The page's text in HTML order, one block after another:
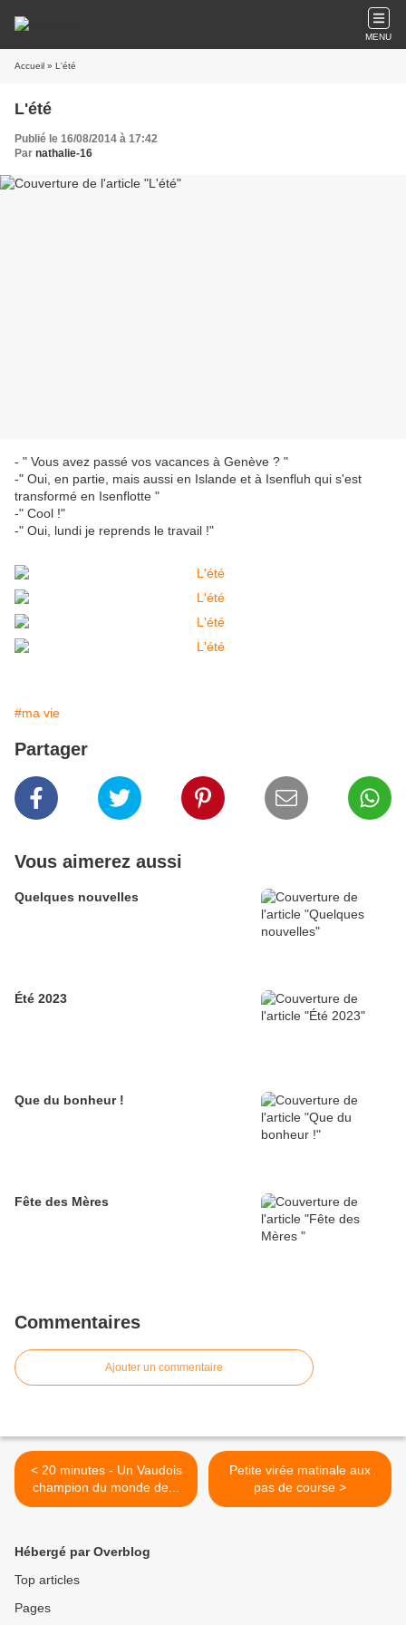
MENU
Accueil » L'été
L'été
Publié le 16/08/2014 à 17:42
Par nathalie-16
- " Vous avez passé vos vacances à Genève ? "
-" Oui, en partie, mais aussi en Islande et à Isenfluh qui s'est
transformé en Isenflotte "
-" Cool !"
-" Oui, lundi je reprends le travail !"
#ma vie
Partager
Vous aimerez aussi
Quelques nouvelles
Été 2023
Que du bonheur !
Fête des Mères
Commentaires
Ajouter un commentaire
< 20 minutes - Un Vaudois
champion du monde de...
Petite virée matinale aux
pas de course >
Hébergé par Overblog
Top articles
Pages